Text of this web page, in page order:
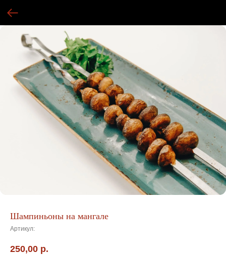
Шампиньоны на мангале
Артикул:
250,00 р.